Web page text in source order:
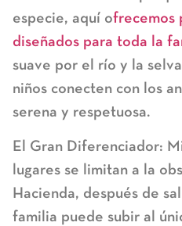
especie, aquí ofrecemos
diseñados para toda la
suave por el río y la
niños conecten con los
serena y respetuosa.
El Gran Diferenciador:
lugares se limitan a la
Hacienda, después de
familia puede subir al